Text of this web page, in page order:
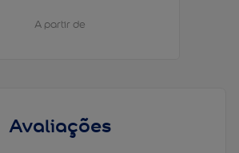
A partir de
Avaliações